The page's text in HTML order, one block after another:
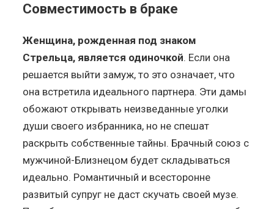
Совместимость в браке
Женщина, рожденная под знаком
Стрельца, является одиночкой. Если она
решается выйти замуж, то это означает, что
она встретила идеального партнера. Эти дамы
обожают открывать неизведанные уголки
души своего избранника, но не спешат
раскрыть собственные тайны. Брачный союз с
мужчиной-Близнецом будет складываться
идеально. Романтичный и всесторонне
развитый супруг не даст скучать своей музе.